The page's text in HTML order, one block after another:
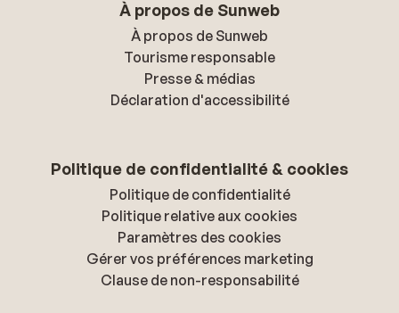
À propos de Sunweb
À propos de Sunweb
Tourisme responsable
Presse & médias
Déclaration d'accessibilité
Politique de confidentialité & cookies
Politique de confidentialité
Politique relative aux cookies
Paramètres des cookies
Gérer vos préférences marketing
Clause de non-responsabilité